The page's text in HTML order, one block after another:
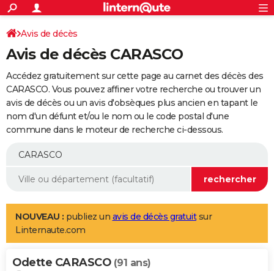
ACTUALITÉS
Politique
Société
Faits Divers
Education
Monde
Villes
+
SPORT
Coupe du monde 2026
Football
Tennis
Cyclisme
Rugby
Forum
Programme TV
TNT
Streaming
Cinéma
Sorties cinéma
Musique
+
FINANCE
Retraite
Epargne
Immobilier
Risques naturels par ville
Banque
Assurance
AUTO
Essais
Réserver un essai
Citadines
Berlines
SUV
Forum auto
+
Mobiles
Meilleur smartphone
Internet
Ordinateurs
Jeux vidéo
Guide high-tech
Aménagement intérieur
LIFESTYLE
Art de vivre
Bien-être
Loisirs
Mode
Modes de vie
Alimentation
Guide de la santé
Maladies
Médicaments
Sommeil
VOYAGE
Avis de décès
Avis de décès CARASCO
Accédez gratuitement sur cette page au carnet des décès des
CARASCO. Vous pouvez affiner votre recherche ou trouver un
avis de décès ou un avis d'obsèques plus ancien en tapant le
nom d'un défunt et/ou le nom ou le code postal d'une
commune dans le moteur de recherche ci-dessous.
NOUVEAU : publiez un avis de décès gratuitsur
Linternaute.com
Odette CARASCO (91 ans)